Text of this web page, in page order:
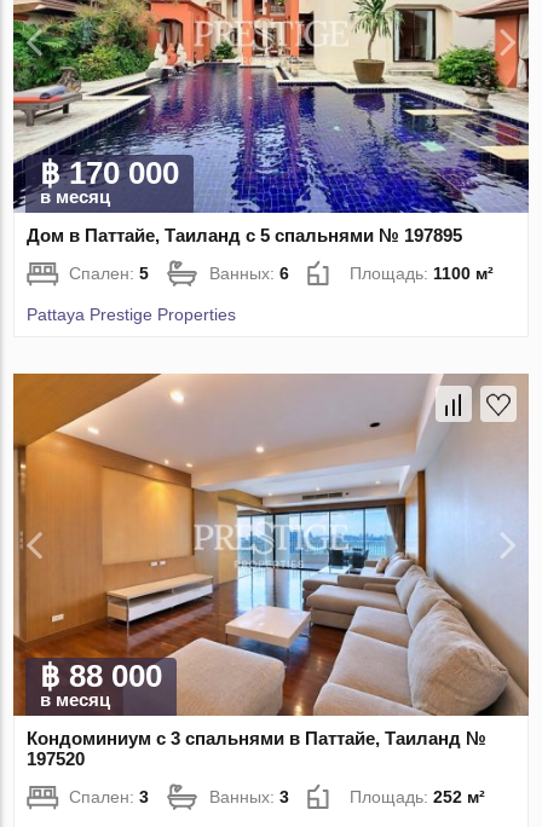
฿ 170 000
в месяц
Дом в Паттайе, Таиланд с 5 спальнями № 197895
Спален:5 Ванных:6 Площадь: 1100 м²
Pattaya Prestige Properties
฿ 88 000
в месяц
Кондоминиум с 3 спальнями в Паттайе, Таиланд №
197520
Спален:3 Ванных:3 Площадь:252 м²